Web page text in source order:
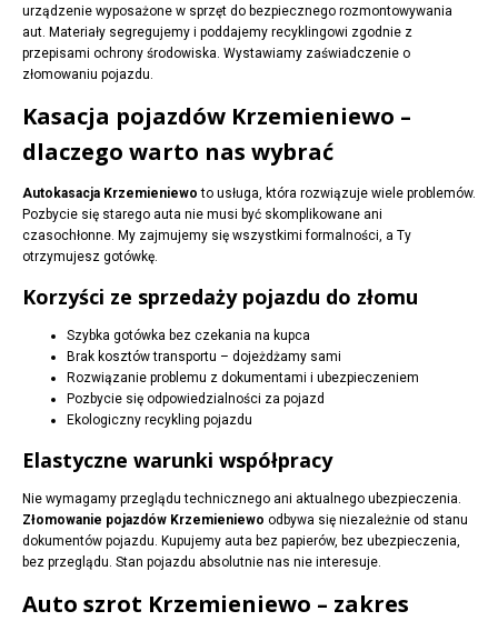
urządzenie wyposażone w sprzęt do bezpiecznego rozmontowywania
aut. Materiały segregujemy i poddajemy recyklingowi zgodnie z
przepisami ochrony środowiska. Wystawiamy zaświadczenie o
złomowaniu pojazdu.
Kasacja pojazdów Krzemieniewo –
dlaczego warto nas wybrać
Autokasacja Krzemieniewo to usługa, która rozwiązuje wiele problemów.
Pozbycie się starego auta nie musi być skomplikowane ani
czasochłonne. My zajmujemy się wszystkimi formalności, a Ty
otrzymujesz gotówkę.
Korzyści ze sprzedaży pojazdu do złomu
Szybka gotówka bez czekania na kupca
Brak kosztów transportu – dojeżdżamy sami
Rozwiązanie problemu z dokumentami i ubezpieczeniem
Pozbycie się odpowiedzialności za pojazd
Ekologiczny recykling pojazdu
Elastyczne warunki współpracy
Nie wymagamy przeglądu technicznego ani aktualnego ubezpieczenia.
Złomowanie pojazdów Krzemieniewo odbywa się niezależnie od stanu
dokumentów pojazdu. Kupujemy auta bez papierów, bez ubezpieczenia,
bez przeglądu. Stan pojazdu absolutnie nas nie interesuje.
Auto szrot Krzemieniewo – zakres